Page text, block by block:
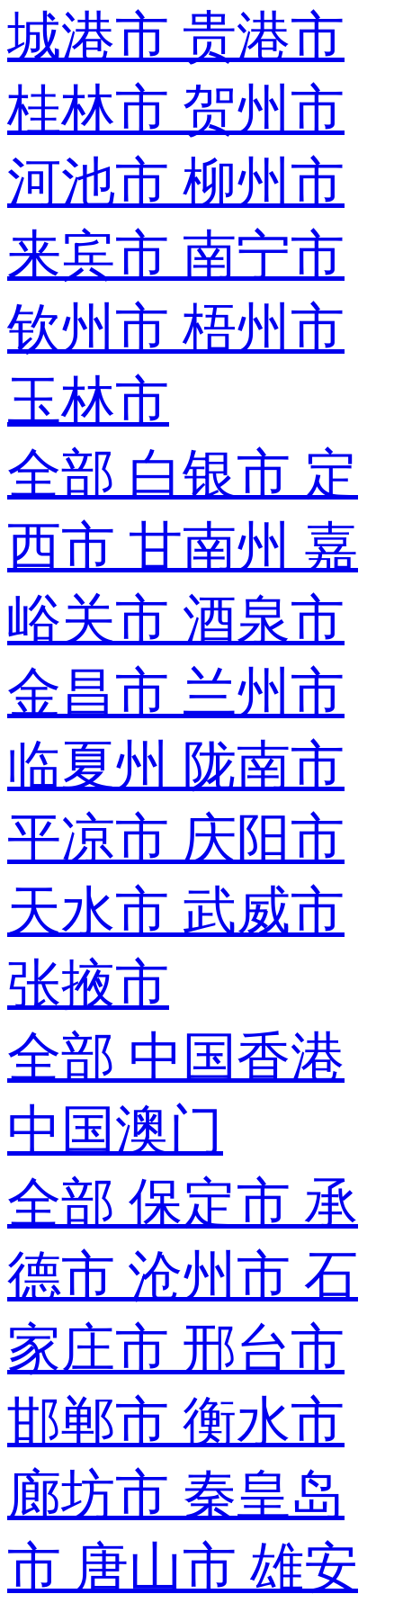
城港市 贵港市
桂林市 贺州市
河池市 柳州市
来宾市 南宁市
钦州市 梧州市
玉林市
全部 白银市 定
西市 甘南州 嘉
峪关市 酒泉市
金昌市 兰州市
临夏州 陇南市
平凉市 庆阳市
天水市 武威市
张掖市
全部 中国香港
中国澳门
全部 保定市 承
德市 沧州市 石
家庄市 邢台市
邯郸市 衡水市
廊坊市 秦皇岛
市 唐山市 雄安